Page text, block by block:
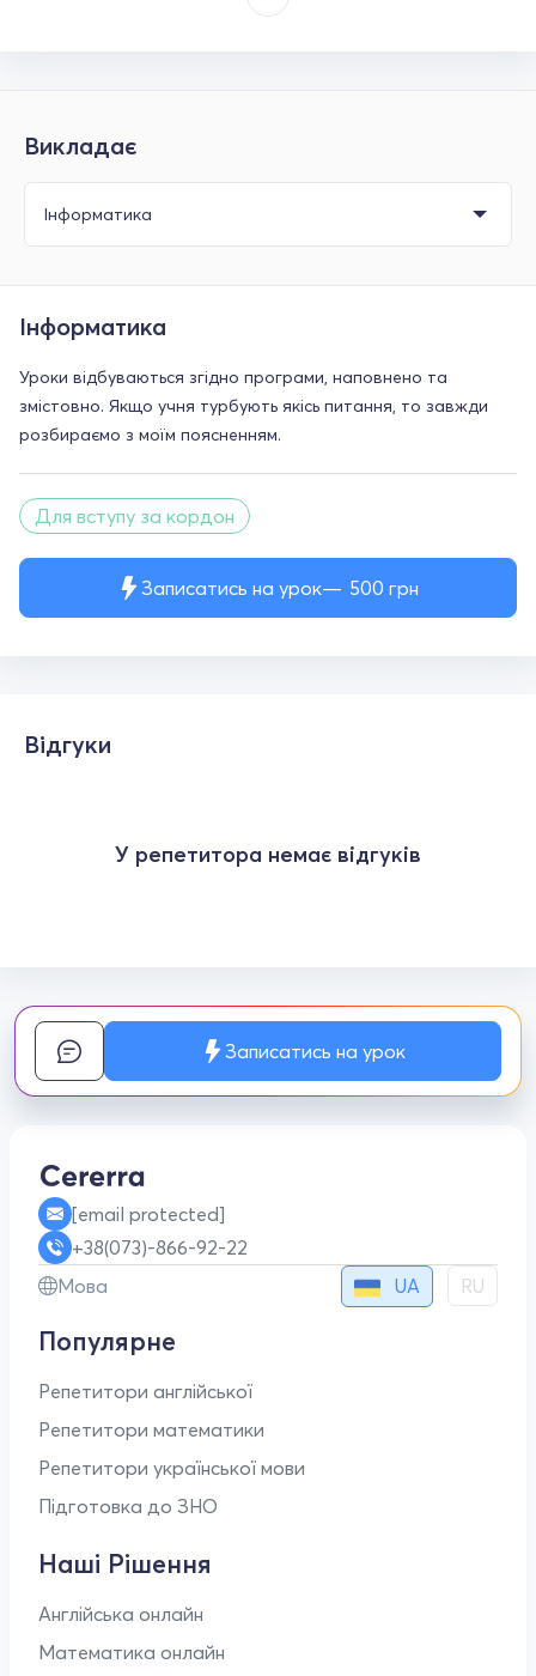
Викладає
Записатись на урок 500 грн
Інформатика
Уроки відбуваються згідно програми, наповнено та
змістовно. Якщо учня турбують якісь питання, то завжди
розбираємо з моїм поясненням.
Для вступу за кордон
Відгуки
У репетитора немає відгуків
Записатись на урок
[email protected]
+38(073)-866-92-22
Мова
UA RU
Популярне
Репетитори англійської
Репетитори математики
Репетитори української мови
Підготовка до ЗНО
Наші Рішення
Англійська онлайн
Математика онлайн